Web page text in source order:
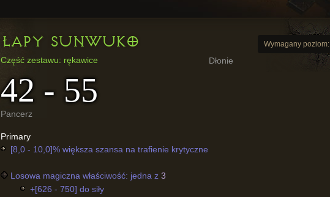
Wymagany poziom:
ŁAPY SUNWUKO
Dłonie
Część zestawu: rękawice
42 - 55
Pancerz
Primary
[8,0 - 10,0]% większa szansa na trafienie krytyczne
Losowa magiczna właściwość: jedna z 3
+[626 - 750] do siły